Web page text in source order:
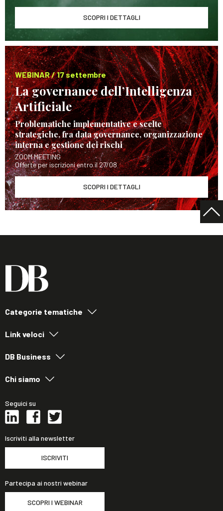
SCOPRI I DETTAGLI
WEBINAR / 17 settembre
La governance dell’Intelligenza
Artificiale
Problematiche implementative e scelte
strategiche, fra data governance, organizzazione
interna e gestione dei rischi
ZOOM MEETING
Offerte per iscrizioni entro il 27/08
SCOPRI I DETTAGLI
Categorie tematiche
Link veloci
DB Business
Chi siamo
Seguici su
Iscriviti alla newsletter
ISCRIVITI
Partecipa ai nostri webinar
SCOPRI I WEBINAR